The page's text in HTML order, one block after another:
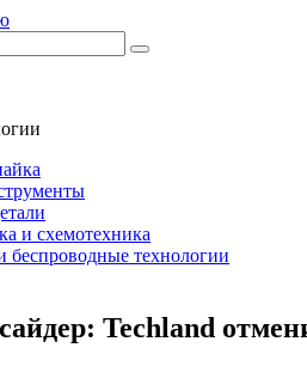
и схемотехника
беспроводные технологии
Techland